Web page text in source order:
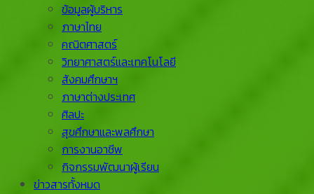
ข้อมูลผู้บริหาร
ภาษาไทย
คณิตศาสตร์
วิทยาศาสตร์และเทคโนโลยี
สังคมศึกษาฯ
ภาษาต่างประเทศ
ศิลปะ
สุขศึกษาและพลศึกษา
การงานอาชีพ
กิจกรรมพัฒนาผู้เรียน
ข่าวสารทั้งหมด